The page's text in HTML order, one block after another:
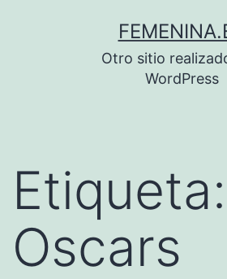
Otro sitio
WordPress
Etiqueta:
Oscars